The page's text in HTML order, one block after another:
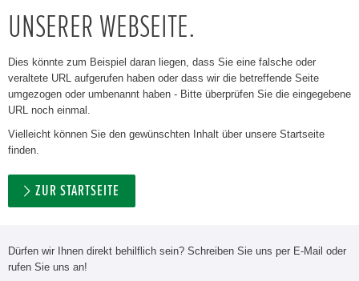
Unser Autohaus
UNSERER WEBSEITE.
Dies könnte zum Beispiel daran liegen, dass Sie eine falsche oder
veraltete URL aufgerufen haben oder dass wir die betreffende Seite
umgezogen oder umbenannt haben - Bitte überprüfen Sie die eingegebene
URL noch einmal.
Vielleicht können Sie den gewünschten Inhalt über unsere Startseite
finden.
ZUR STARTSEITE
Dürfen wir Ihnen direkt behilflich sein? Schreiben Sie uns per E-Mail oder
rufen Sie uns an!